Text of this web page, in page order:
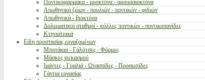
Ποντικοφάρμακα - μυοκτόνα - αρουραιοκτόνα
Απωθητικά ζώων - πουλιών - ποντικών - φιδιών
Απωθητικά - βιοκτόνα
Δολωματικοί σταθμοί - κόλλες ποντικών - ποντικοπαγίδες
Κτηνιατρικά
Είδη προστασίας εργαζομένων
Μποτάκια - Γαλότσες - Φόρμες
Μάσκες ψεκασμού
Ιμάντες - Γυαλιά - Ωτασπίδες - Προσωπίδες
Γάντια εργασίας